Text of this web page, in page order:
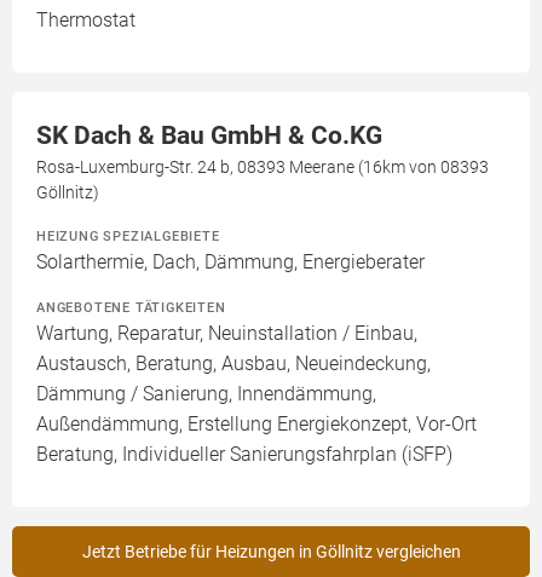
Thermostat
SK Dach & Bau GmbH & Co.KG
Rosa-Luxemburg-Str. 24 b, 08393 Meerane (16km von 08393
Göllnitz)
HEIZUNG SPEZIALGEBIETE
Solarthermie, Dach, Dämmung, Energieberater
ANGEBOTENE TÄTIGKEITEN
Wartung, Reparatur, Neuinstallation / Einbau,
Austausch, Beratung, Ausbau, Neueindeckung,
Dämmung / Sanierung, Innendämmung,
Außendämmung, Erstellung Energiekonzept, Vor-Ort
Beratung, Individueller Sanierungsfahrplan (iSFP)
Jetzt Betriebe für Heizungen in Göllnitz vergleichen